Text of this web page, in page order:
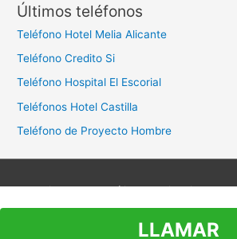
Últimos teléfonos
Teléfono Hotel Melia Alicante
Teléfono Credito Si
Teléfono Hospital El Escorial
Teléfonos Hotel Castilla
Teléfono de Proyecto Hombre
Aviso legal Política de privacidad
Contacto
LLAMAR